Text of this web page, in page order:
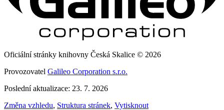
Oficiální stránky knihovny Česká Skalice © 2026
Provozovatel Galileo Corporation s.r.o.
Poslední aktualizace: 23. 7. 2026
Změna vzhledu, Struktura stránek, Vytisknout